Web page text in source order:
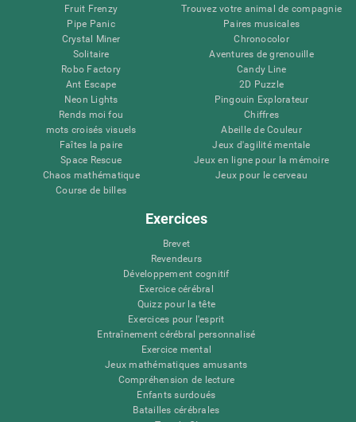
Fruit Frenzy
Pipe Panic
Crystal Miner
Solitaire
Robo Factory
Ant Escape
Neon Lights
Rends moi fou
mots croisés visuels
Faîtes la paire
Space Rescue
Chaos mathématique
Course de billes
Trouvez votre animal de compagnie
Paires musicales
Chronocolor
Aventures de grenouille
Candy Line
2D Puzzle
Pingouin Explorateur
Chiffres
Abeille de Couleur
Jeux d'agilité mentale
Jeux en ligne pour la mémoire
Jeux pour le cerveau
Exercices
Brevet
Revendeurs
Développement cognitif
Exercice cérébral
Quizz pour la tête
Exercices pour l'esprit
Entraînement cérébral personnalisé
Exercice mental
Jeux mathématiques amusants
Compréhension de lecture
Enfants surdoués
Batailles cérébrales